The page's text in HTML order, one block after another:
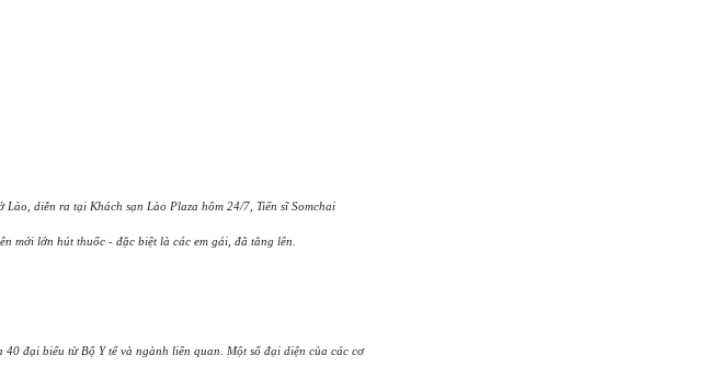
diễn ra tại Khách sạn Lào Plaza hôm 24/7, Tiến sĩ Somchai
mới lớn hút thuốc - đặc biệt là các em gái, đã tăng lên.
đại biểu từ Bộ Y tế và ngành liên quan. Một số đại diện của các cơ